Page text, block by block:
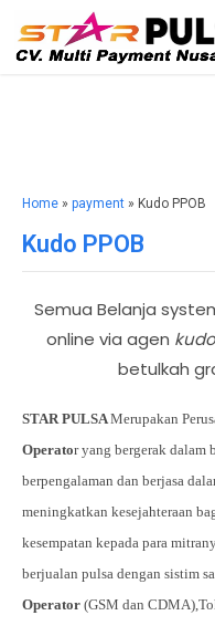
Home » payment » Kudo PPOB
Kudo PPOB
Semua Belanja
online via agen kudo
betulkah
STAR PULSAMerupakan
Operator yang bergerak dalam
berpengalaman dan berjasa
meningkatkan kesejahteraan
kesempatan kepada para
berjualan pulsa dengan sistim
Operator (GSM dan CDMA),